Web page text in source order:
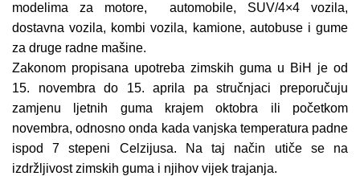
modelima za motore, automobile, SUV/4×4 vozila,
dostavna vozila, kombi vozila, kamione, autobuse i gume
za druge radne mašine.
Zakonom propisana upotreba zimskih guma u BiH je od
15. novembra do 15. aprila pa stručnjaci preporučuju
zamjenu ljetnih guma krajem oktobra ili početkom
novembra, odnosno onda kada vanjska temperatura padne
ispod 7 stepeni Celzijusa. Na taj način utiče se na
izdržljivost zimskih guma i njihov vijek trajanja.